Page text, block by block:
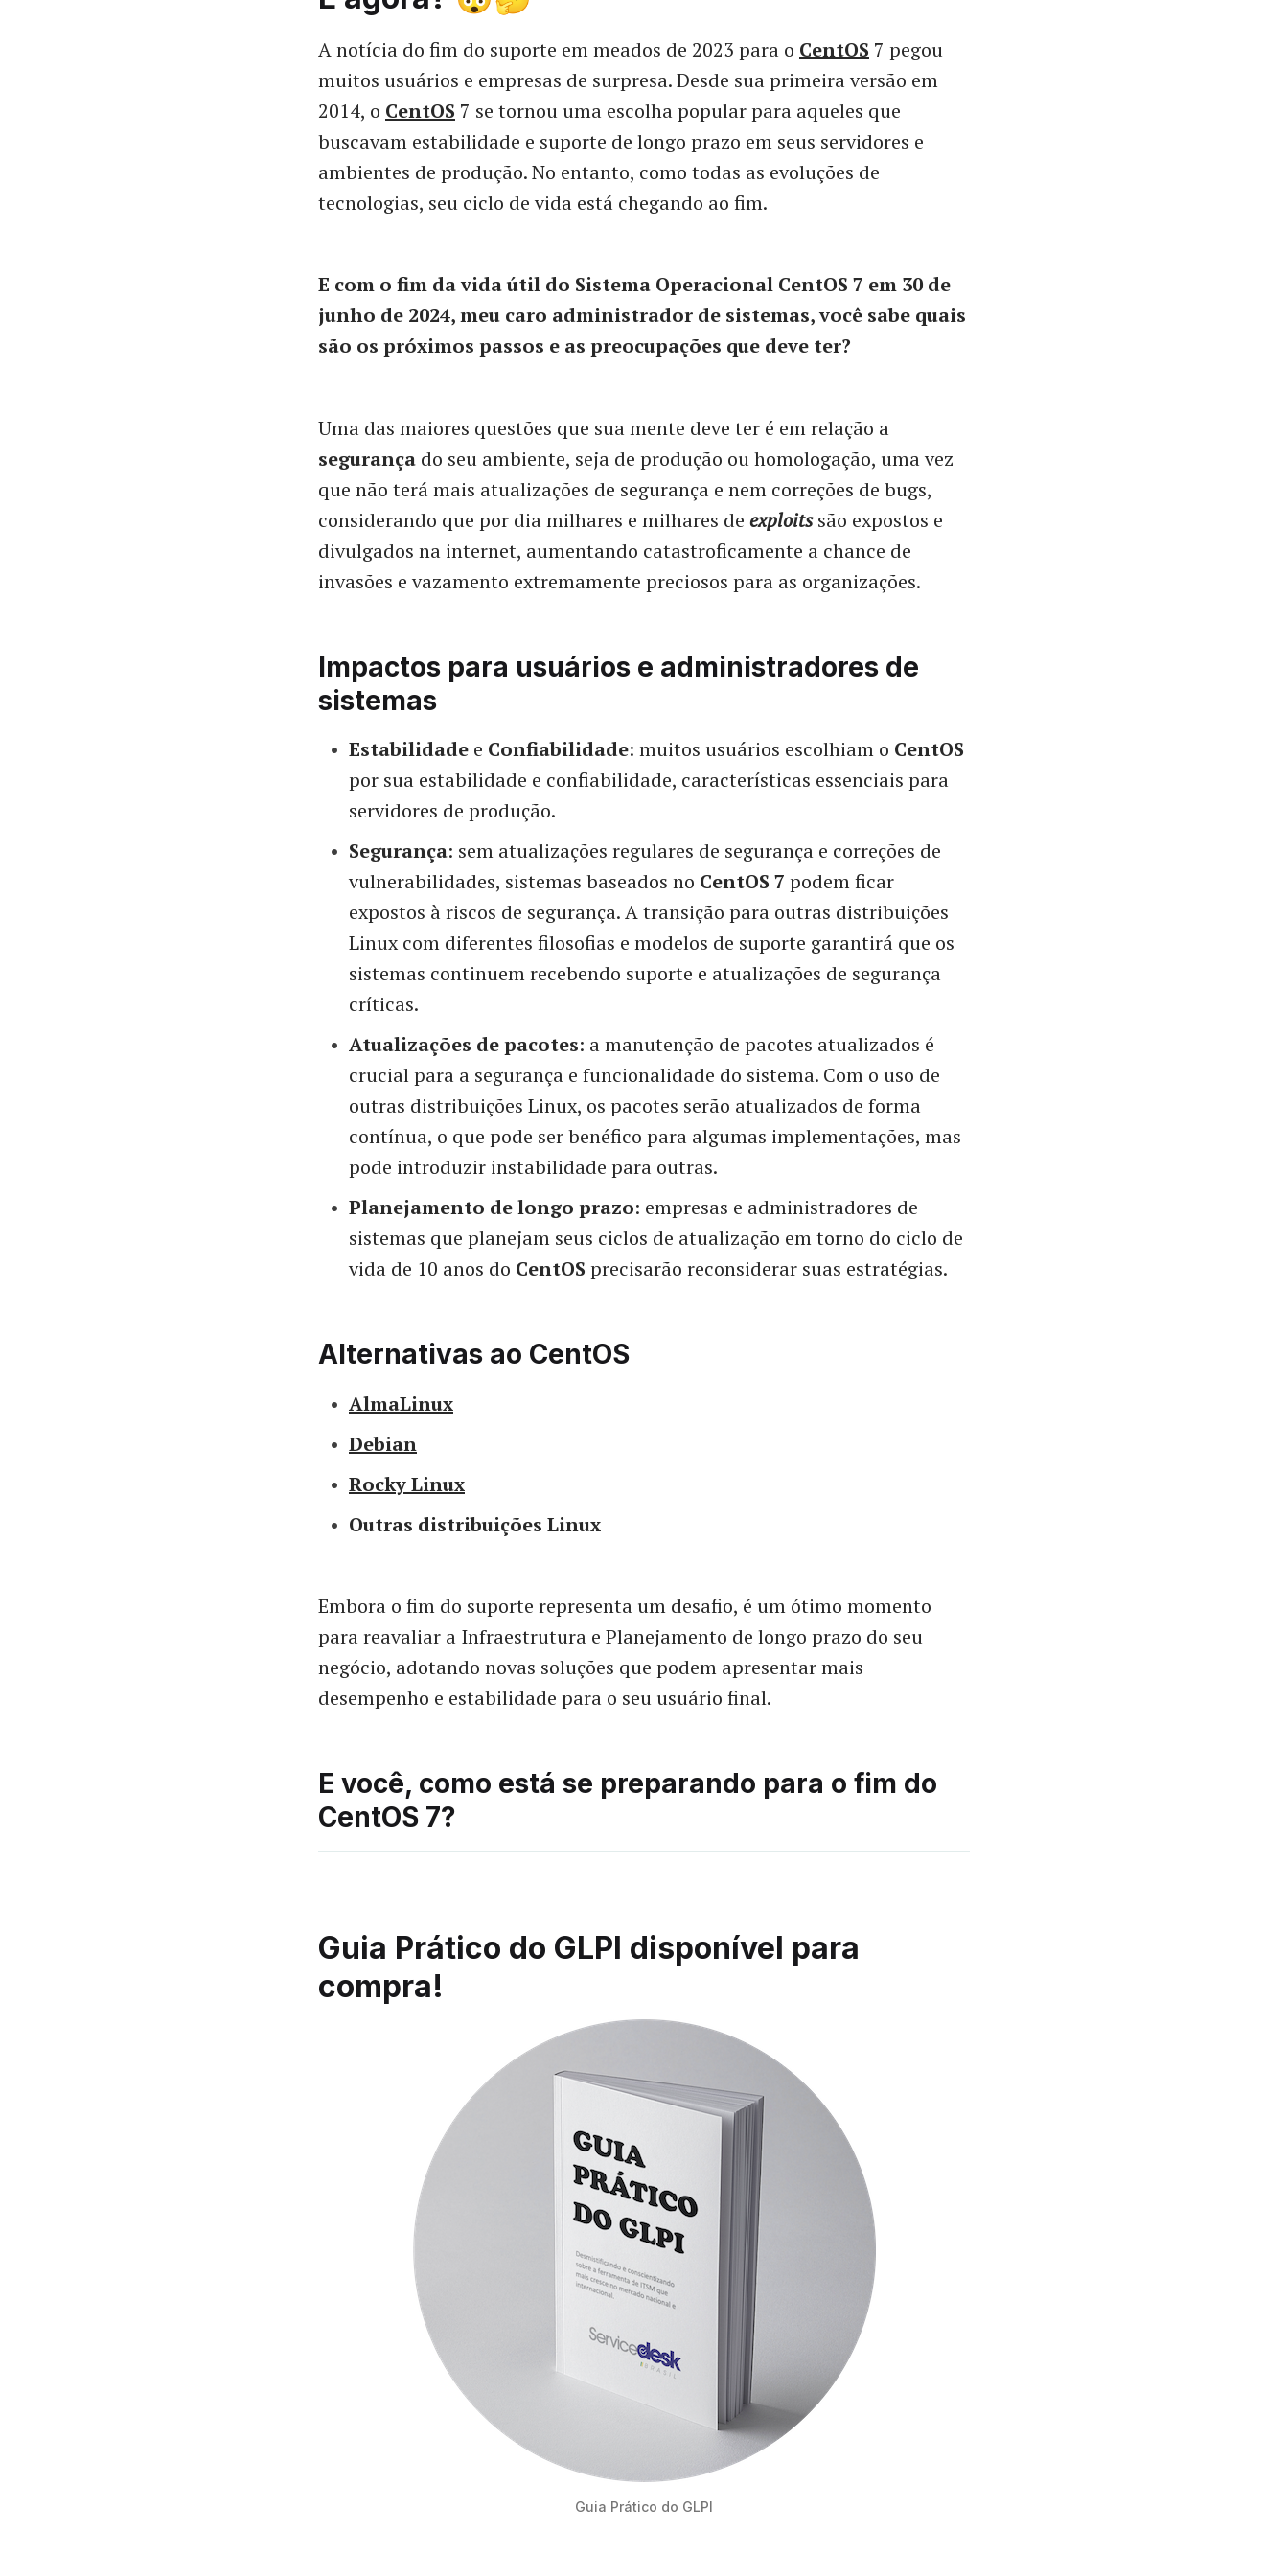
A notícia do fim do suporte em meados de 2023 para o CentOS 7 pegou
muitos usuários e empresas de surpresa. Desde sua primeira versão em
2014, o CentOS 7 se tornou uma escolha popular para aqueles que
buscavam estabilidade e suporte de longo prazo em seus servidores e
ambientes de produção. No entanto, como todas as evoluções de
tecnologias, seu ciclo de vida está chegando ao fim.
E com o fim da vida útil do Sistema Operacional CentOS 7 em 30 de
junho de 2024, meu caro administrador de sistemas, você sabe quais
são os próximos passos e as preocupações que deve ter?
Uma das maiores questões que sua mente deve ter é em relação a
segurança do seu ambiente, seja de produção ou homologação, uma vez
que não terá mais atualizações de segurança e nem correções de bugs,
considerando que por dia milhares e milhares de exploitssão expostos e
divulgados na internet, aumentando catastroficamente a chance de
invasões e vazamento extremamente preciosos para as organizações.
Impactos para usuários e administradores de
sistemas
Estabilidade e Confiabilidade: muitos usuários escolhiam o CentOS
por sua estabilidade e confiabilidade, características essenciais para
servidores de produção.
Segurança: sem atualizações regulares de segurança e correções de
vulnerabilidades, sistemas baseados no CentOS 7 podem ficar
expostos à riscos de segurança. A transição para outras distribuições
Linux com diferentes filosofias e modelos de suporte garantirá que os
sistemas continuem recebendo suporte e atualizações de segurança
críticas.
Atualizações de pacotes: a manutenção de pacotes atualizados é
crucial para a segurança e funcionalidade do sistema. Com o uso de
outras distribuições Linux, os pacotes serão atualizados de forma
contínua, o que pode ser benéfico para algumas implementações, mas
pode introduzir instabilidade para outras.
Planejamento de longo prazo: empresas e administradores de
sistemas que planejam seus ciclos de atualização em torno do ciclo de
vida de 10 anos do CentOS precisarão reconsiderar suas estratégias.
Alternativas ao CentOS
AlmaLinux
Debian
Rocky Linux
Outras distribuições Linux
Embora o fim do suporte representa um desafio, é um ótimo momento
para reavaliar a Infraestrutura e Planejamento de longo prazo do seu
negócio, adotando novas soluções que podem apresentar mais
desempenho e estabilidade para o seu usuário final.
E você, como está se preparando para o fim do
CentOS 7?
Guia Prático do GLPI disponível para
compra!
Guia Prático do GLPI